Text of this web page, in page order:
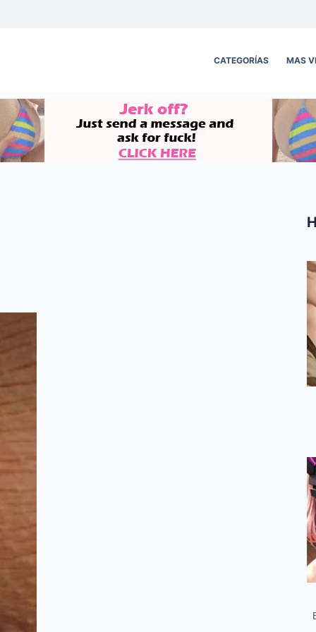
CATEGORÍAS MAS